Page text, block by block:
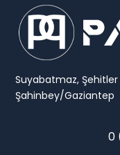
Suyabatmaz, Şehitler
Şahinbey/Gaziantep
0